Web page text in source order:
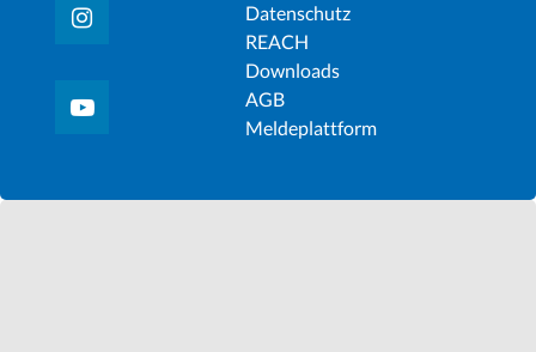
Datenschutz
REACH
Downloads
AGB
Meldeplattform